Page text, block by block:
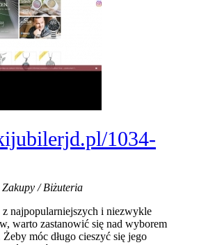
1034-
Zakupy / Biżuteria
najpopularniejszych i niezwykle
warto zastanowić się nad wyborem
móc długo cieszyć się jego